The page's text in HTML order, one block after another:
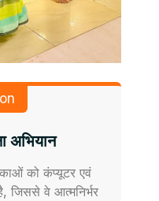
अभियान
को कंप्यूटर एवं
जिससे वे आत्मनिर्भर